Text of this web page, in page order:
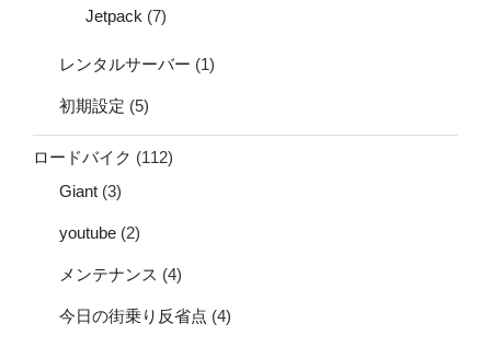
Jetpack (7)
レンタルサーバー (1)
初期設定 (5)
ロードバイク (112)
Giant (3)
youtube (2)
メンテナンス (4)
今日の街乗り反省点 (4)